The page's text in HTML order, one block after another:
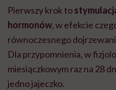
Pierwszy krok to
hormonów, w efekcie
równoczesnego
Dla przypomnienia, w
miesiączkowym raz na 28
jedno jajeczko.